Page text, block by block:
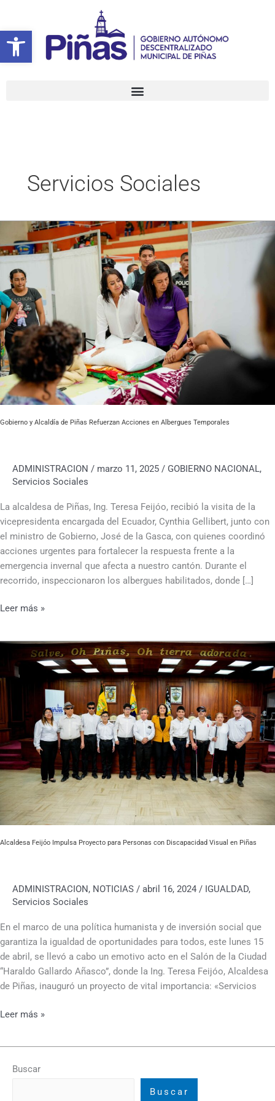
Abrir barra de herramientas
contenido
Servicios Sociales
Gobierno y Alcaldía de Piñas Refuerzan Acciones en Albergues Temporales
ADMINISTRACION / marzo 11, 2025 / GOBIERNO NACIONAL,
Servicios Sociales
La alcaldesa de Piñas, Ing. Teresa Feijóo, recibió la visita de la
vicepresidenta encargada del Ecuador, Cynthia Gellibert, junto con
el ministro de Gobierno, José de la Gasca, con quienes coordinó
acciones urgentes para fortalecer la respuesta frente a la
emergencia invernal que afecta a nuestro cantón. Durante el
recorrido, inspeccionaron los albergues habilitados, donde […]
Gobierno
Alcaldía
Piñas
Refuerzan
Acciones
en
Albergues
Temporales
Leer más »
Alcaldesa Feijóo Impulsa Proyecto para Personas con Discapacidad Visual en Piñas
ADMINISTRACION, NOTICIAS / abril 16, 2024 / IGUALDAD,
Servicios Sociales
En el marco de una política humanista y de inversión social que
garantiza la igualdad de oportunidades para todos, este lunes 15
de abril, se llevó a cabo un emotivo acto en el Salón de la Ciudad
“Haraldo Gallardo Añasco”, donde la Ing. Teresa Feijóo, Alcaldesa
de Piñas, inauguró un proyecto de vital importancia: «Servicios
Alcaldesa
Feijóo
Impulsa
Proyecto
Personas
Discapacidad
Visual
en
Piñas
Leer más »
Buscar
Buscar